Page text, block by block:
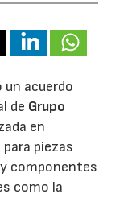
un acuerdo
de Grupo
en
piezas
componentes
como la